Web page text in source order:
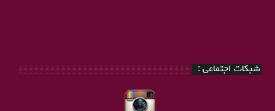
شبکات اجتماعی :